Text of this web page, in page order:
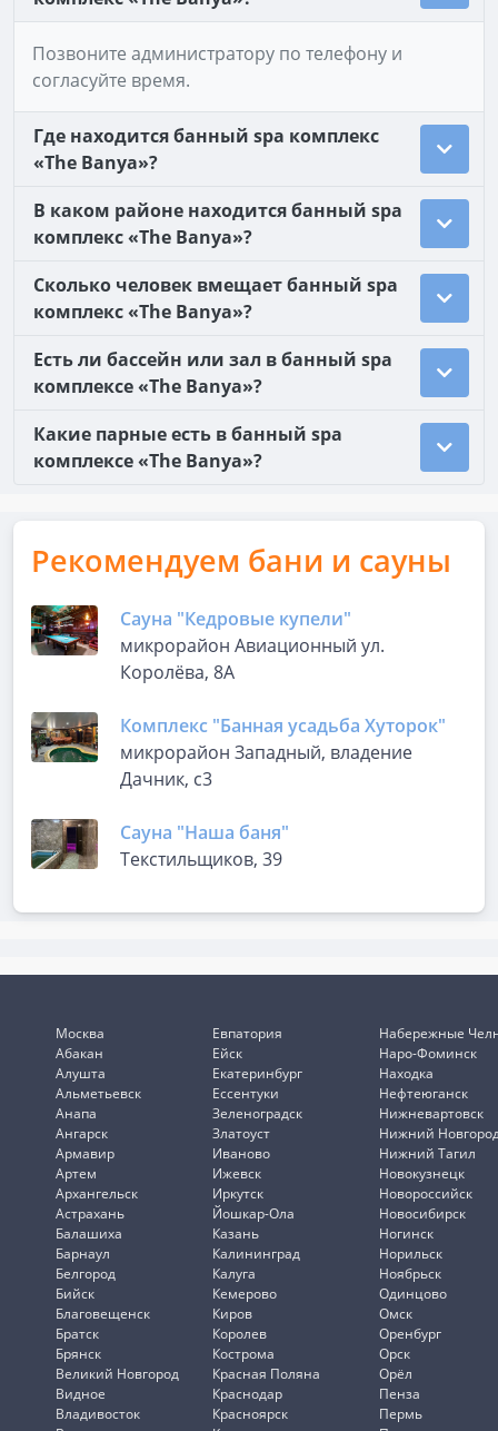
Позвоните администратору по телефону и
согласуйте время.
Где находится банный spa комплекс
«The Banya»?
В каком районе находится банный spa
комплекс «The Banya»?
Сколько человек вмещает банный spa
комплекс «The Banya»?
Есть ли бассейн или зал в банный spa
комплексе «The Banya»?
Какие парные есть в банный spa
комплексе «The Banya»?
Рекомендуем бани и сауны
Сауна "Кедровые купели"
микрорайон Авиационный ул.
Королёва, 8А
Комплекс "Банная усадьба Хуторок"
микрорайон Западный, владение
Дачник, с3
Сауна "Наша баня"
Текстильщиков, 39
Москва
Абакан
Алушта
Альметьевск
Анапа
Ангарск
Армавир
Артем
Архангельск
Астрахань
Балашиха
Барнаул
Белгород
Бийск
Благовещенск
Братск
Брянск
Великий Новгород
Видное
Владивосток
Евпатория
Ейск
Екатеринбург
Ессентуки
Зеленоградск
Златоуст
Иваново
Ижевск
Иркутск
Йошкар-Ола
Казань
Калининград
Калуга
Кемерово
Киров
Королев
Кострома
Красная Поляна
Краснодар
Красноярск
Набережные
Наро-Фоминск
Находка
Нефтеюганск
Нижневартовск
Нижний
Нижний Тагил
Новокузнецк
Новороссийск
Новосибирск
Ногинск
Норильск
Ноябрьск
Одинцово
Омск
Оренбург
Орск
Орёл
Пенза
Пермь